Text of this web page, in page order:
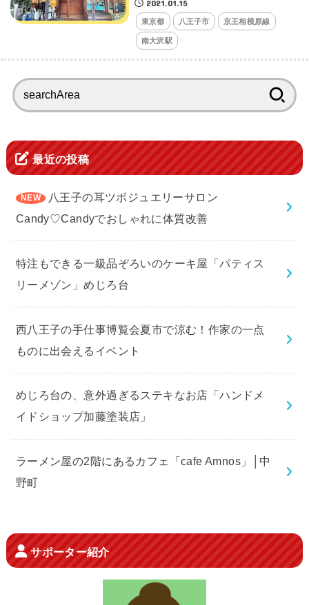
2021.01.15
東京都 八王子市 京王相模原線
南大沢駅
索:
最近の投稿
八王子の耳ツボジュエリーサロン
Candy♡Candyでおしゃれに体質改善
特注もできる一級品ぞろいのケーキ屋「パティス
リーメゾン」めじろ台
西八王子の手仕事博覧会夏市で涼む！作家の一点
ものに出会えるイベント
めじろ台の、意外過ぎるステキなお店「ハンドメ
イドショップ加藤塗装店」
ラーメン屋の2階にあるカフェ「cafe Amnos」│中
野町
サポーター紹介